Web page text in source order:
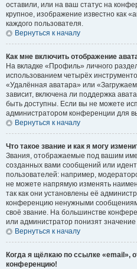
оставили, или на ваш статус на
крупное, изображение известно как
каждого пользователя.
Вернуться к началу
Как мне включить отображение
На вкладке «Профиль» личного
использованием четырёх
«Удалённая аватара» или
зависит, включена ли поддержка
быть доступны. Если вы не можете
администратором конференции для
Вернуться к началу
Что такое звание и как я могу
Звания, отображаемые под вашим
созданных вами сообщений или
пользователей: например,
не можете напрямую изменять
так как они установлены её
конференцию ненужными
своё звание. На большинстве
или администратор понизят
Вернуться к началу
Когда я щёлкаю по ссылке «email»,
конференцию!